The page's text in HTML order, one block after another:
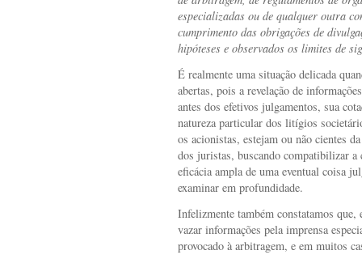
especializadas ou de qualquer outra
cumprimento das obrigações de
hipóteses e observados os limites de
É realmente uma situação delicada
abertas, pois a revelação de
antes dos efetivos julgamentos, sua
natureza particular dos litígios
os acionistas, estejam ou não cientes
dos juristas, buscando compatibilizar a
eficácia ampla de uma eventual coisa
examinar em profundidade.
Infelizmente também constatamos
vazar informações pela imprensa
provocado à arbitragem, e em muitos